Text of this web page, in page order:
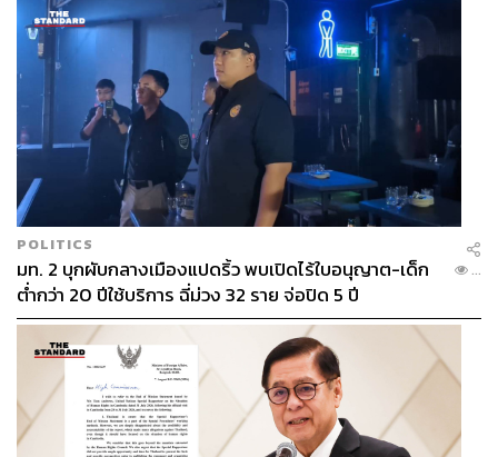
POLITICS
มท. 2 บุกผับกลางเมืองแปดริ้ว พบเปิดไร้ใบอนุญาต-เด็ก
ต่ำกว่า 20 ปีใช้บริการ ฉี่ม่วง 32 ราย จ่อปิด 5 ปี
...